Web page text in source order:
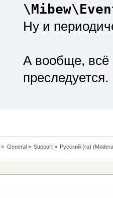
Ну и
А вообще, всё
преследуется.
» General» Support» Русский (ru)